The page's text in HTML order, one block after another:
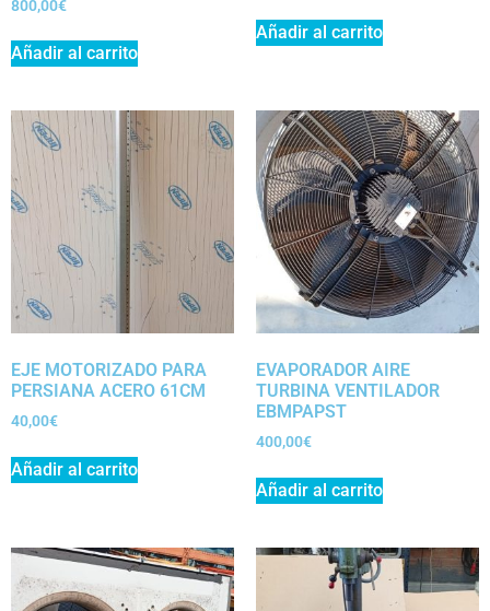
800,00€
Añadir al carrito
Añadir al carrito
EJE MOTORIZADO PARA
PERSIANA ACERO 61CM
40,00€
Añadir al carrito
EVAPORADOR AIRE
TURBINA VENTILADOR
EBMPAPST
400,00€
Añadir al carrito